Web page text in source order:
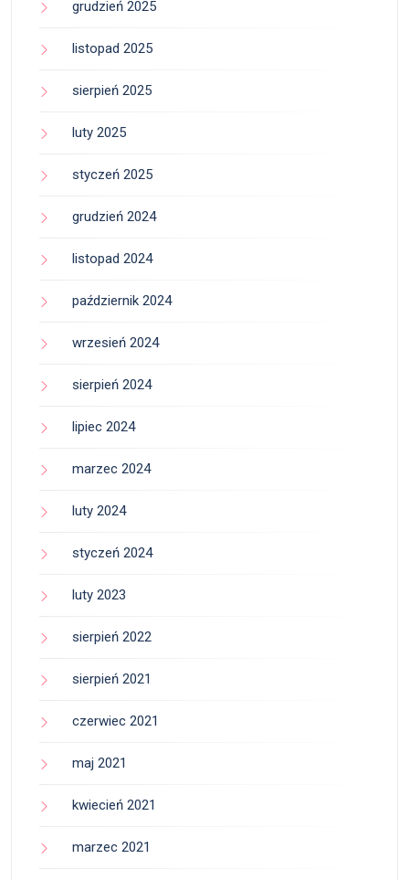
grudzień 2025
listopad 2025
sierpień 2025
luty 2025
styczeń 2025
grudzień 2024
listopad 2024
październik 2024
wrzesień 2024
sierpień 2024
lipiec 2024
marzec 2024
luty 2024
styczeń 2024
luty 2023
sierpień 2022
sierpień 2021
czerwiec 2021
maj 2021
kwiecień 2021
marzec 2021